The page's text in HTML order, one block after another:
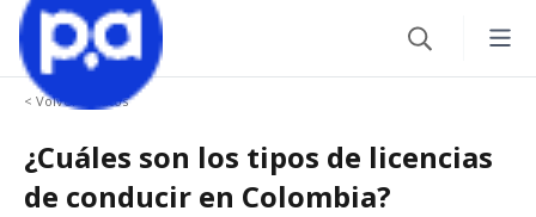
Seguros
VEHÍCULOS
Productos financieros
< Volver a Autos
¿Cuáles son los tipos de licencias
de conducir en Colombia?